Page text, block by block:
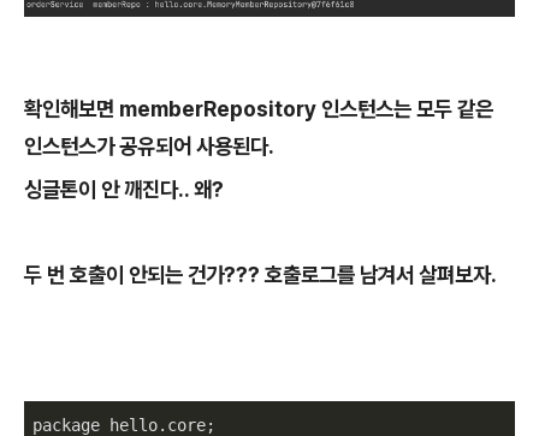
확인해보면 memberRepository인스턴스는 모두 같은
인스턴스가 공유되어 사용된다.
싱글톤이 안 깨진다.. 왜?
두 번 호출이 안되는 건가??? 호출로그를 남겨서 살펴보자.
package hello.core;